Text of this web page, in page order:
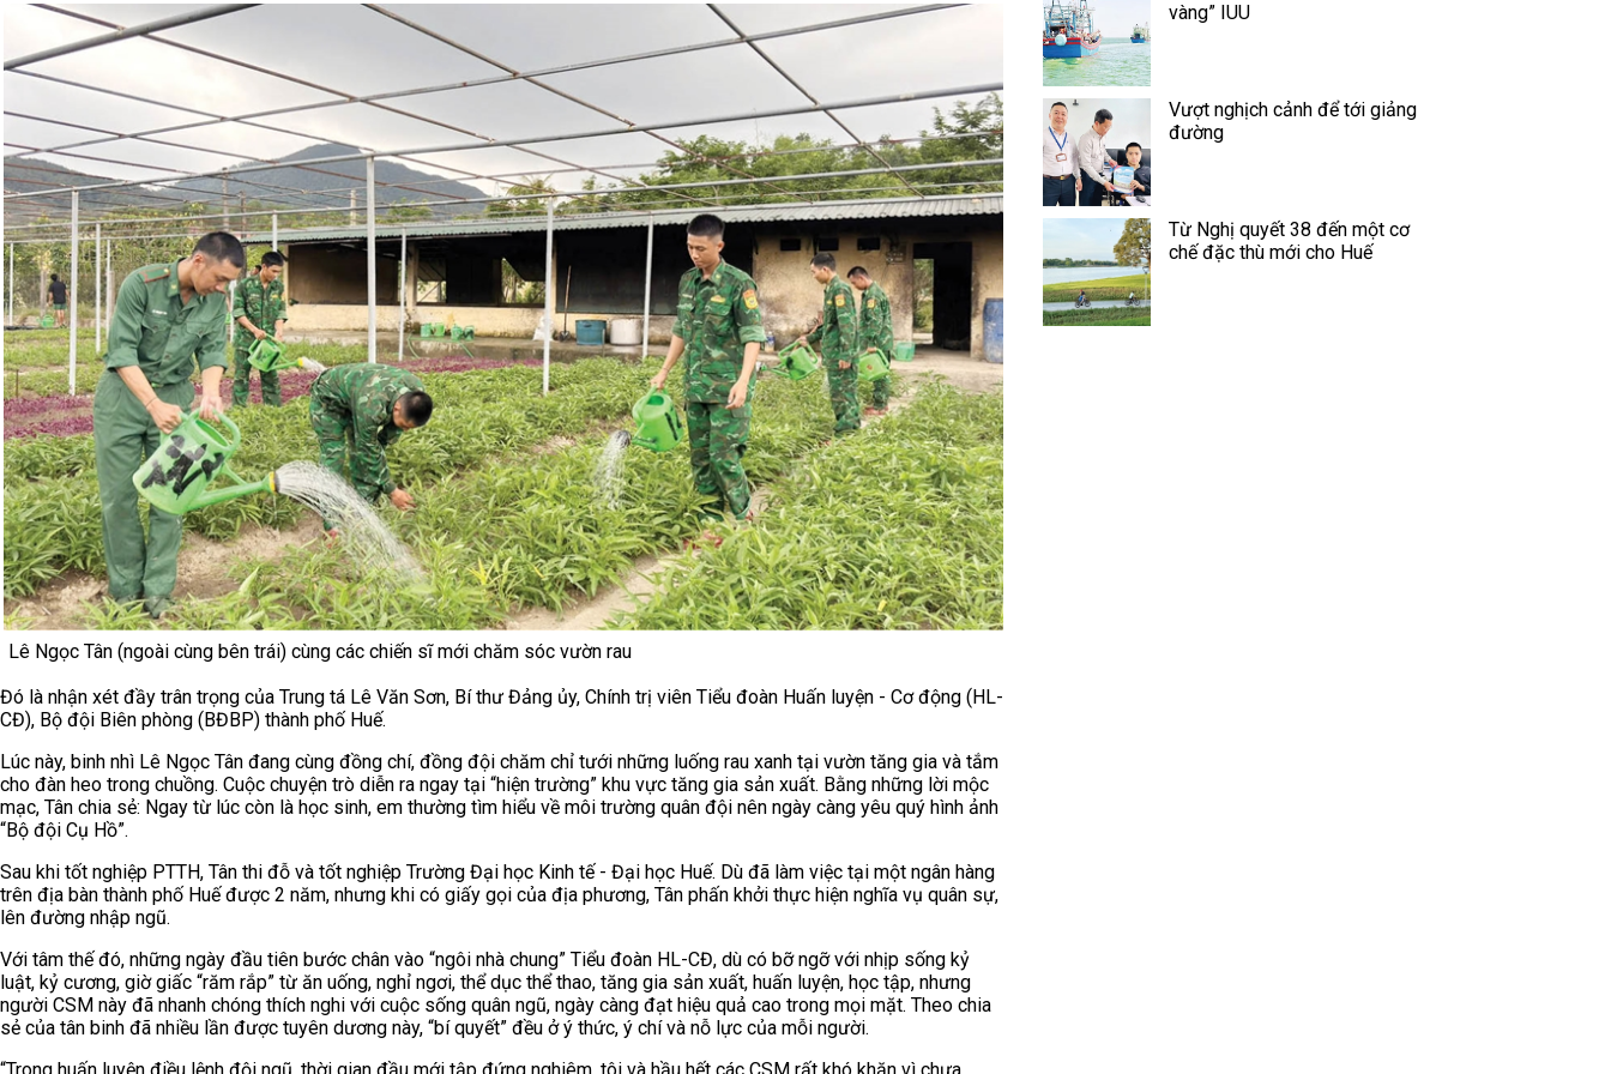
Lê Ngọc Tân (ngoài cùng bên trái) cùng các chiến sĩ mới chăm sóc vườn rau
Đó là nhận xét đầy trân trọng của Trung tá Lê Văn Sơn, Bí thư Đảng ủy, Chính trị viên Tiểu đoàn Huấn luyện - Cơ động (HL-
CĐ), Bộ đội Biên phòng (BĐBP) thành phố Huế.
Lúc này, binh nhì Lê Ngọc Tân đang cùng đồng chí, đồng đội chăm chỉ tưới những luống rau xanh tại vườn tăng gia và tắm
cho đàn heo trong chuồng. Cuộc chuyện trò diễn ra ngay tại “hiện trường” khu vực tăng gia sản xuất. Bằng những lời mộc
mạc, Tân chia sẻ: Ngay từ lúc còn là học sinh, em thường tìm hiểu về môi trường quân đội nên ngày càng yêu quý hình ảnh
“Bộ đội Cụ Hồ”.
Sau khi tốt nghiệp PTTH, Tân thi đỗ và tốt nghiệp Trường Đại học Kinh tế - Đại học Huế. Dù đã làm việc tại một ngân hàng
trên địa bàn thành phố Huế được 2 năm, nhưng khi có giấy gọi của địa phương, Tân phấn khởi thực hiện nghĩa vụ quân sự,
lên đường nhập ngũ.
Với tâm thế đó, những ngày đầu tiên bước chân vào “ngôi nhà chung” Tiểu đoàn HL-CĐ, dù có bỡ ngỡ với nhịp sống kỷ
luật, kỷ cương, giờ giấc “răm rắp” từ ăn uống, nghỉ ngơi, thể dục thể thao, tăng gia sản xuất, huấn luyện, học tập, nhưng
người CSM này đã nhanh chóng thích nghi với cuộc sống quân ngũ, ngày càng đạt hiệu quả cao trong mọi mặt. Theo chia
sẻ của tân binh đã nhiều lần được tuyên dương này, “bí quyết” đều ở ý thức, ý chí và nỗ lực của mỗi người.
vàng” IUU
Vượt nghịch cảnh để tới giảng
đường
Từ Nghị quyết 38 đến một cơ
chế đặc thù mới cho Huế